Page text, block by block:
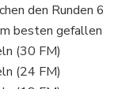
den Runden 6
besten gefallen
(30 FM)
(24 FM)